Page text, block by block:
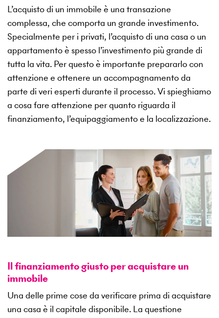
L’acquisto di un immobile è una transazione
complessa, che comporta un grande investimento.
Specialmente per i privati, l’acquisto di una casa o un
appartamento è spesso l’investimento più grande di
tutta la vita. Per questo è importante prepararlo con
attenzione e ottenere un accompagnamento da
parte di veri esperti durante il processo. Vi spieghiamo
a cosa fare attenzione per quanto riguarda il
finanziamento, l’equipaggiamento e la localizzazione.
Il finanziamento giusto per acquistare un
immobile
Una delle prime cose da verificare prima di acquistare
una casa è il capitale disponibile. La questione